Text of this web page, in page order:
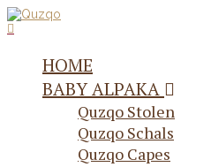
HOME
BABY ALPAKA
Quzqo Stolen
Quzqo Schals
Quzqo Capes